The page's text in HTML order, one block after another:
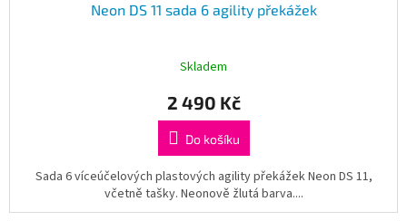
Neon DS 11 sada 6 agility překážek
Skladem
2 490 Kč
Do košíku
Sada 6 víceúčelových plastových agility překážek Neon DS 11,
včetně tašky. Neonově žlutá barva....